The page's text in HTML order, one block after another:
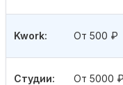
Студии: От 5000 ₽
Kwork: От 500 ₽